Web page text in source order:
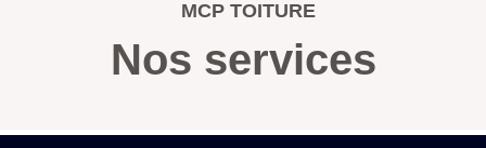
MCP TOITURE
Nos services